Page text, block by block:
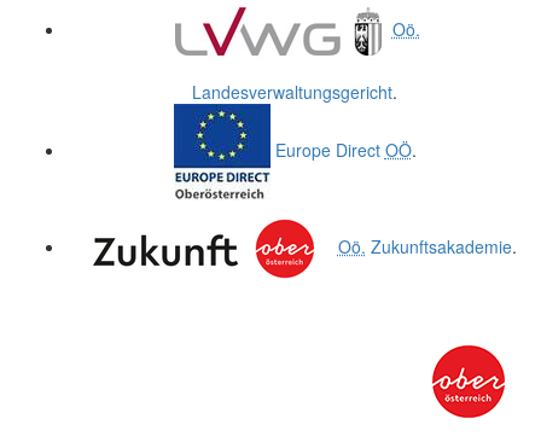
Oö.
Landesverwaltungsgericht.
Europe Direct OÖ.
Oö. Zukunftsakademie.